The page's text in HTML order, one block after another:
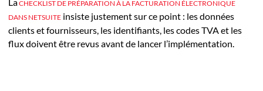
LaCHECKLIST DE PRÉPARATION À LA FACTURATION ÉLECTRONIQUE
DANS NETSUITEinsiste justement sur ce point : les données
clients et fournisseurs, les identifiants, les codes TVA et les
flux doivent être revus avant de lancer l’implémentation.